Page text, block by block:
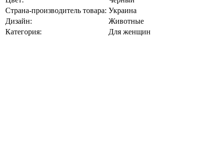
Страна-производитель товара: Украина
Дизайн:
Животные
Категория:
Для женщин